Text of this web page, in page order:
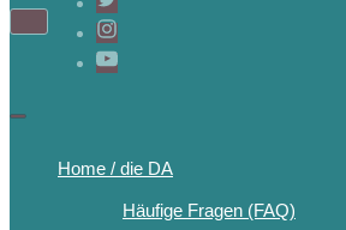
Home / die DA
Häufige Fragen (FAQ)